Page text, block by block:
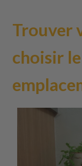
Trouver
choisir